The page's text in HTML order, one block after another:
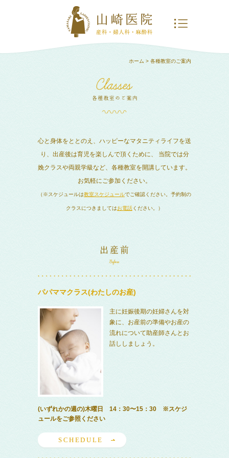
ホーム > 各種教室のご案内
心と身体をととのえ、ハッピーなマタニティライフを送
り、出産後は育児を楽しんで頂くために、
当院では分
娩クラスや両親学級など、各種教室を開講しています。
お気軽にご参加ください。
（※スケジュールは教室スケジュールでご確認ください。予約制の
クラスにつきましてはお電話ください。）
パパママクラス(わたしのお産)
主に妊娠後期の妊婦さんを対
象に、お産前の準備やお産の
流れについて助産師さんとお
話ししましょう。
(いずれかの週の)木曜日 14：30〜15：30 ※スケジ
ュールをご参照ください
SCHEDULE